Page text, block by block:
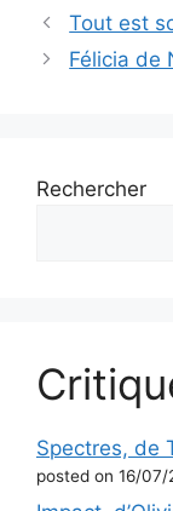
Tout est
Félicia de
Rechercher
Spectres, de
posted on 16/07/